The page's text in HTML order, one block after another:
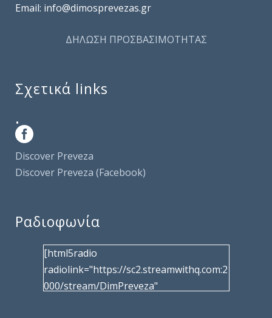
Email: info@dimosprevezas.gr
ΔΗΛΩΣΗ ΠΡΟΣΒΑΣΙΜΟΤΗΤΑΣ
Σχετικά links
.
Discover Preveza
Discover Preveza (Facebook)
Ραδιοφωνία
[html5radio
radiolink="https://sc2.streamwithq.com:2
000/stream/DimPreveza"